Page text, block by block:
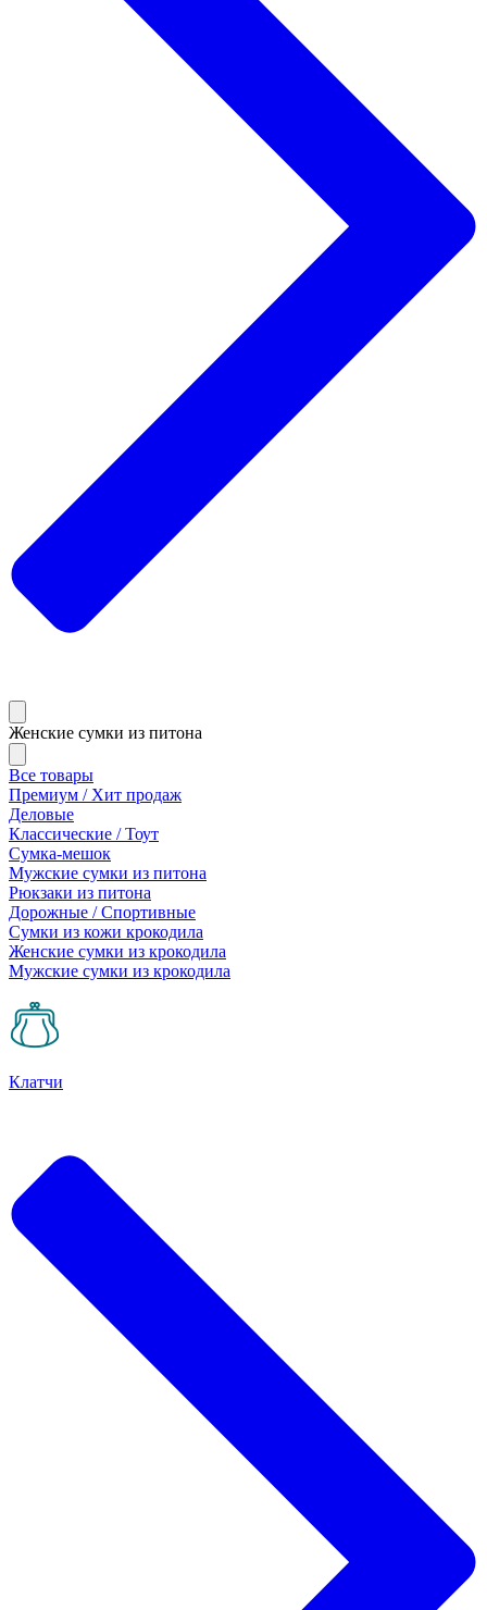
Женские сумки из питона
Все товары
Премиум / Хит продаж
Деловые
Классические / Тоут
Сумка-мешок
Мужские сумки из питона
Рюкзаки из питона
Дорожные / Спортивные
Сумки из кожи крокодила
Женские сумки из крокодила
Мужские сумки из крокодила
Клатчи